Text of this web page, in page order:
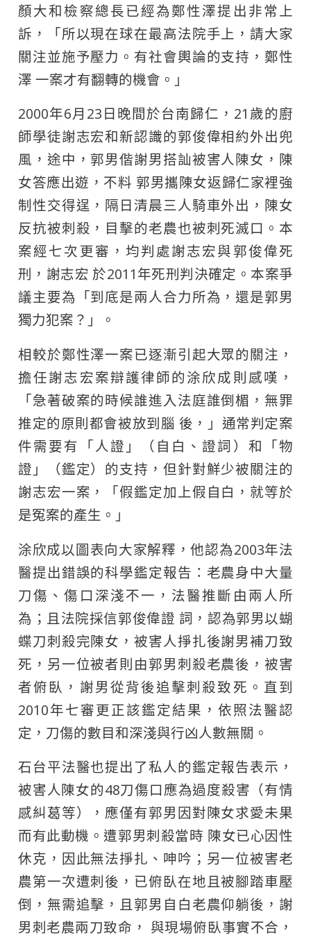
顏大和檢察總長已經為鄭性澤提出非常上
訴，「所以現在球在最高法院手上，請大家
關注並施予壓力。有社會輿論的支持，鄭性
澤 一案才有翻轉的機會。」
2000年6月23日晚間於台南歸仁，21歲的廚
師學徒謝志宏和新認識的郭俊偉相約外出兜
風，途中，郭男偕謝男搭訕被害人陳女，陳
女答應出遊，不料 郭男攜陳女返歸仁家裡強
制性交得逞，隔日清晨三人騎車外出，陳女
反抗被刺殺，目擊的老農也被刺死滅口。本
案經七次更審，均判處謝志宏與郭俊偉死
刑，謝志宏 於2011年死刑判決確定。本案爭
議主要為「到底是兩人合力所為，還是郭男
獨力犯案？」。
相較於鄭性澤一案已逐漸引起大眾的關注，
擔任謝志宏案辯護律師的涂欣成則感嘆，
「急著破案的時候誰進入法庭誰倒楣，無罪
推定的原則都會被放到腦 後，」通常判定案
件需要有「人證」（自白、證詞）和「物
證」（鑑定）的支持，但針對鮮少被關注的
謝志宏一案，「假鑑定加上假自白，就等於
是冤案的產生。」
涂欣成以圖表向大家解釋，他認為2003年法
醫提出錯誤的科學鑑定報告：老農身中大量
刀傷、傷口深淺不一，法醫推斷由兩人所
為；且法院採信郭俊偉證 詞，認為郭男以蝴
蝶刀刺殺完陳女，被害人掙扎後謝男補刀致
死，另一位被者則由郭男刺殺老農後，被害
者俯臥，謝男從背後追擊刺殺致死。直到
2010年七審更正該鑑定結果，依照法醫認
定，刀傷的數目和深淺與行凶人數無關。
石台平法醫也提出了私人的鑑定報告表示，
被害人陳女的48刀傷口應為過度殺害（有情
感糾葛等），應僅有郭男因對陳女求愛未果
而有此動機。遭郭男刺殺當時 陳女已心因性
休克，因此無法掙扎、呻吟；另一位被害老
農第一次遭刺後，已俯臥在地且被腳踏車壓
倒，無需追擊，且郭男自白老農仰躺後，謝
男刺老農兩刀致命， 與現場俯臥事實不合，